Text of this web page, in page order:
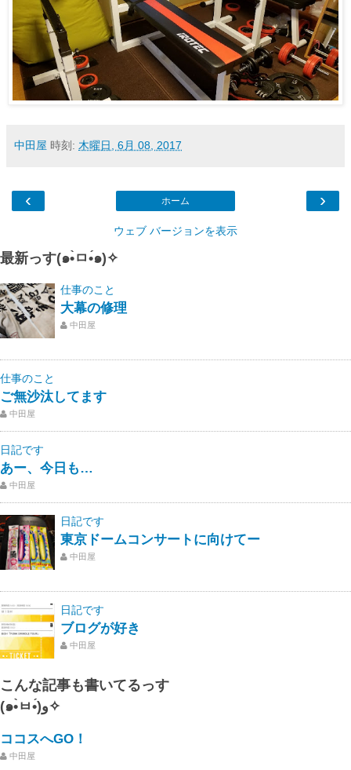
中田屋 時刻: 木曜日, 6月 08, 2017
‹ ›
ホーム
ウェブ バージョンを表示
最新っす(๑•̀ㅁ•́๑)✧
仕事のこと
大幕の修理
中田屋
仕事のこと
ご無沙汰してます
中田屋
日記です
あー、今日も…
中田屋
日記です
東京ドームコンサートに向けてー
中田屋
日記です
ブログが好き
中田屋
こんな記事も書いてるっす
(๑•̀ㅂ•́)و✧
ココスへGO！
中田屋